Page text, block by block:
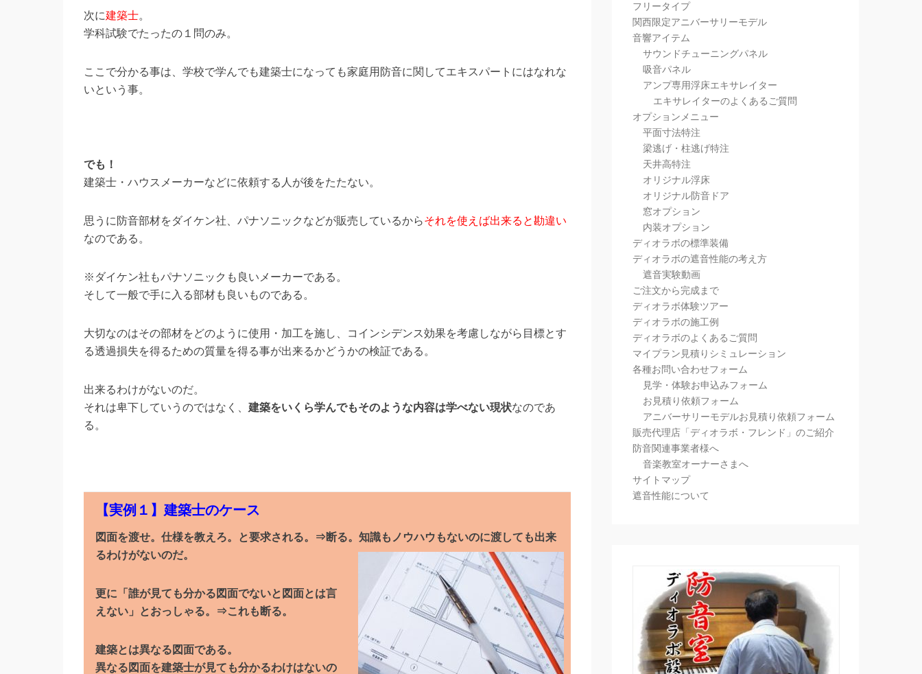
次に建築士。
学科試験でたったの１問のみ。
ここで分かる事は、学校で学んでも建築士になっても家庭用防音に関してエキスパートにはなれな
いという事。
でも！
建築士・ハウスメーカーなどに依頼する人が後をたたない。
思うに防音部材をダイケン社、パナソニックなどが販売しているからそれを使えば出来ると勘違い
なのである。
※ダイケン社もパナソニックも良いメーカーである。
そして一般で手に入る部材も良いものである。
大切なのはその部材をどのように使用・加工を施し、コインシデンス効果を考慮しながら目標とす
る透過損失を得るための質量を得る事が出来るかどうかの検証である。
出来るわけがないのだ。
それは卑下していうのではなく、 建築をいくら学んでもそのような内容は学べない現状なのであ
る。
【実例１】建築士のケース
図面を渡せ。仕様を教えろ。と要求される。⇒断る。知識もノウハウもないのに渡しても出来
るわけがないのだ。
更に「誰が見ても分かる図面でないと図面とは言
えない」とおっしゃる。⇒これも断る。
建築とは異なる図面である。
異なる図面を建築士が見ても分かるわけはないの
フリータイプ
関西限定アニバーサリーモデル
音響アイテム
サウンドチューニングパネル
吸音パネル
アンプ専用浮床エキサレイター
エキサレイターのよくあるご質問
オプションメニュー
平面寸法特注
梁逃げ・柱逃げ特注
天井高特注
オリジナル浮床
オリジナル防音ドア
窓オプション
内装オプション
ディオラボの標準装備
ディオラボの遮音性能の考え方
遮音実験動画
ご注文から完成まで
ディオラボ体験ツアー
ディオラボの施工例
ディオラボのよくあるご質問
マイプラン見積りシミュレーション
各種お問い合わせフォーム
見学・体験お申込みフォーム
お見積り依頼フォーム
アニバーサリーモデルお見積り依頼フォーム
販売代理店「ディオラボ・フレンド」のご紹介
防音関連事業者様へ
音楽教室オーナーさまへ
サイトマップ
遮音性能について